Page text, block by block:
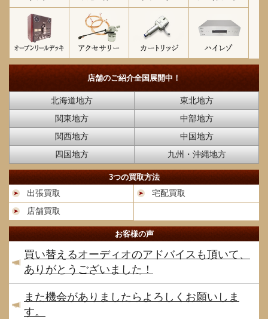
店舗のご紹介全国展開中！
北海道地方
東北地方
関東地方
中部地方
関西地方
中国地方
四国地方
九州・沖縄地方
3つの買取方法
出張買取
宅配買取
店舗買取
お客様の声
買い替えるオーディオのアドバイスも頂いて、
ありがとうございました！
また機会がありましたらよろしくお願いしま
す。